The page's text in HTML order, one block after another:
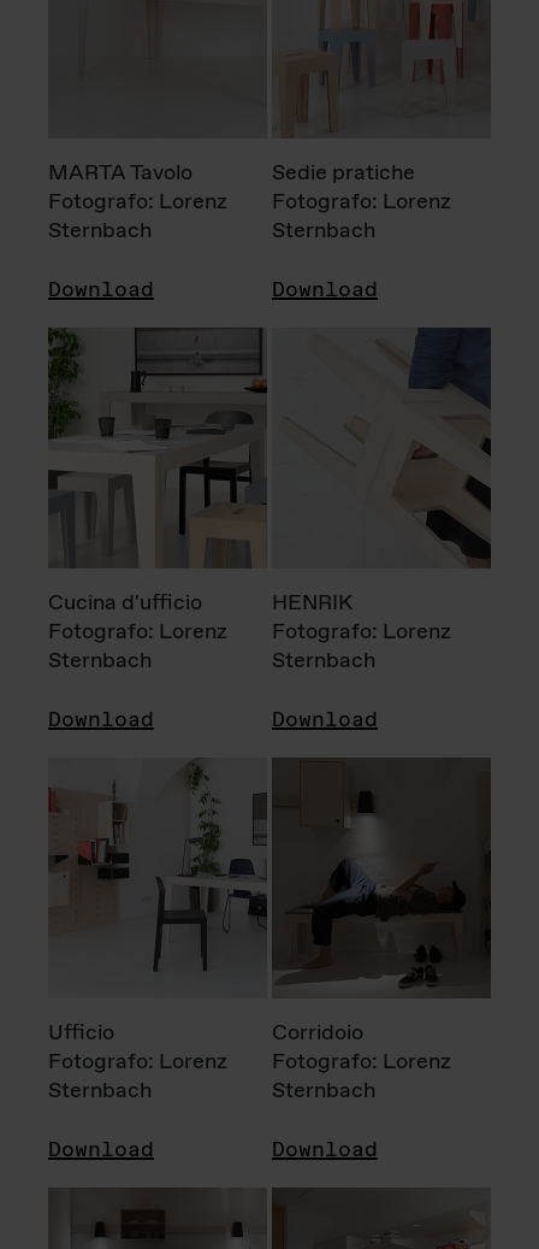
MARTA Tavolo
Fotografo: Lorenz
Sternbach
Download
Sedie pratiche
Fotografo: Lorenz
Sternbach
Download
Cucina d'ufficio
Fotografo: Lorenz
Sternbach
Download
HENRIK
Fotografo: Lorenz
Sternbach
Download
Ufficio
Fotografo: Lorenz
Sternbach
Download
Corridoio
Fotografo: Lorenz
Sternbach
Download